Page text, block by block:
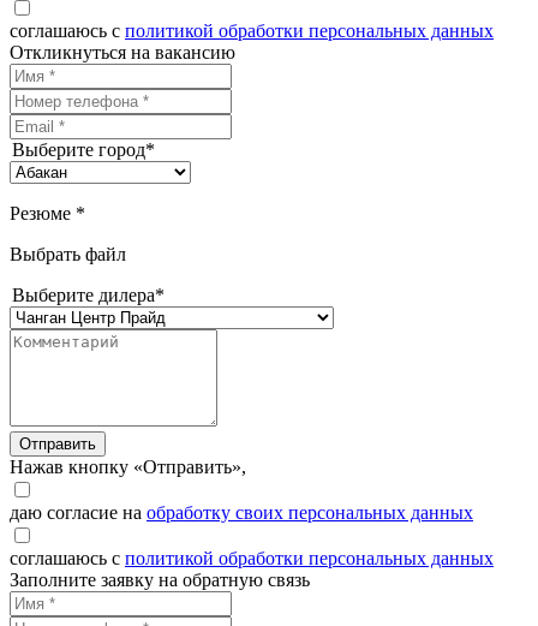
соглашаюсь с политикой обработки персональных данных
Откликнуться на вакансию
Выберите город*
Резюме *
Выбрать файл
Выберите дилера*
Отправить
Нажав кнопку «Отправить»,
даю согласие на обработку своих персональных данных
соглашаюсь с политикой обработки персональных данных
Заполните заявку на обратную связь